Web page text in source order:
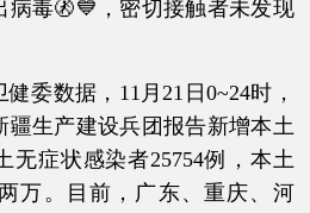
病毒🚷💙，密切接触者未发现
据，11月21日0~24时，
疆生产建设兵团报告新增本土
无症状感染者25754例，本土
万。目前，广东、重庆、河